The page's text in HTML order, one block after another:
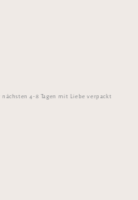
4-8 Tagen mit Liebe verpackt